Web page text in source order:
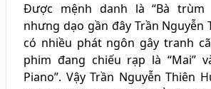
Được mệnh danh là “Bà trùm
nhưng dạo gần đây Trần Nguyễn
có nhiều phát ngôn gây tranh
phim đang chiếu rạp là “Mai”
Piano”. Vậy Trần Nguyễn Thiên